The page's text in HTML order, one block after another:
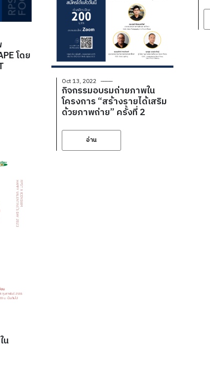
โดย
น
Oct 13, 2022
กิจกรรมอบรมถ่ายภาพใน
โครงการ “สร้างรายได้เสริม
ด้วยภาพถ่าย” ครั้งที่ 2
อ่าน